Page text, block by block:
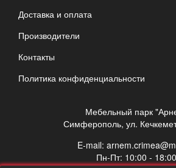
Доставка и оплата
Производители
Контакты
Политика конфиденциальности
Мебельный парк
Симферополь, ул.
E-mail:
Пн-Пт: 10:00 - 18:00